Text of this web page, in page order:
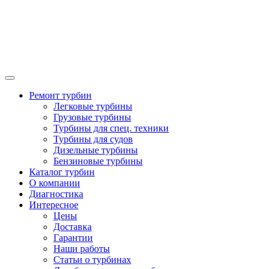
Ремонт турбин
Легковые турбины
Грузовые турбины
Турбины для спец. техники
Турбины для судов
Дизельные турбины
Бензиновые турбины
Каталог турбин
О компании
Диагностика
Интересное
Цены
Доставка
Гарантии
Наши работы
Статьи о турбинах